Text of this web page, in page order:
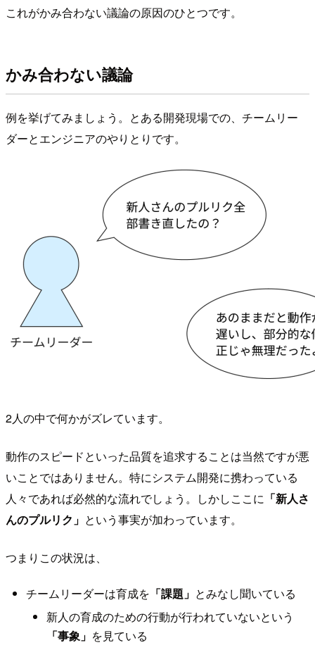
これがかみ合わない議論の原因のひとつです。
かみ合わない議論
例を挙げてみましょう。とある開発現場での、チームリー
ダーとエンジニアのやりとりです。
2人の中で何かがズレています。
動作のスピードといった品質を追求することは当然ですが悪
いことではありません。特にシステム開発に携わっている
人々であれば必然的な流れでしょう。しかしここに 「新人さ
んのプルリク」 という事実が加わっています。
つまりこの状況は、
チームリーダーは育成を 「課題」 とみなし聞いている
新人の育成のための行動が行われていないという
「事象」 を見ている